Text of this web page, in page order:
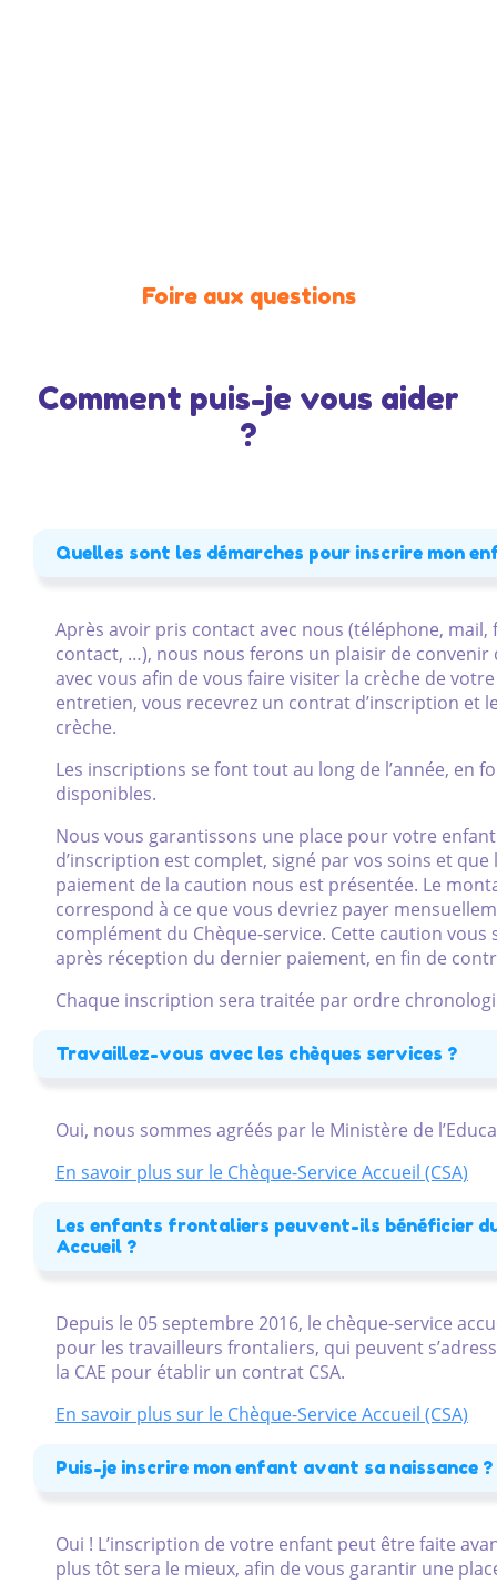
Foire aux questions
Comment puis-je vous aider
?
Quelles sont les démarches pour inscrire mon
Après avoir pris contact avec nous (téléphone,
contact, …), nous nous ferons un plaisir de convenir
avec vous afin de vous faire visiter la crèche de
entretien, vous recevrez un contrat d’inscription et
crèche.
Les inscriptions se font tout au long de l’année, en
disponibles.
Nous vous garantissons une place pour votre
d’inscription est complet, signé par vos soins et que
paiement de la caution nous est présentée. Le
correspond à ce que vous devriez payer
complément du Chèque-service. Cette caution vous
après réception du dernier paiement, en fin de
Chaque inscription sera traitée par ordre
Travaillez-vous avec les chèques services ?
Oui, nous sommes agréés par le Ministère de
En savoir plus sur le Chèque-Service Accueil (CSA)
Les enfants frontaliers peuvent-ils bénéficier
Accueil ?
Depuis le 05 septembre 2016, le chèque-service
pour les travailleurs frontaliers, qui peuvent
la CAE pour établir un contrat CSA.
En savoir plus sur le Chèque-Service Accueil (CSA)
Puis-je inscrire mon enfant avant sa naissance ?
Oui ! L’inscription de votre enfant peut être faite
plus tôt sera le mieux, afin de vous garantir une